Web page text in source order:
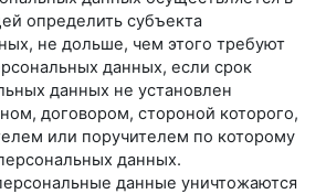
определить субъекта
не дольше, чем этого требуют
данных, если срок
данных не установлен
договором, стороной которого,
или поручителем по которому
данных.
данные уничтожаются